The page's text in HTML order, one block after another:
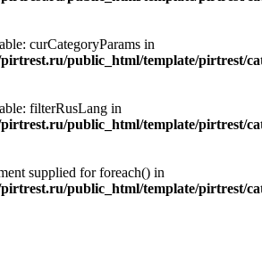
curCategoryParams in
public_html/template/pirtrest/
filterRusLang in
public_html/template/pirtrest/
supplied for foreach() in
public_html/template/pirtrest/